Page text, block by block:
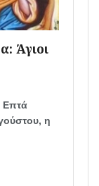
Άγιοι
Επτά
η